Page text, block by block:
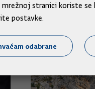
stranici koriste se
postavke.
odabrane